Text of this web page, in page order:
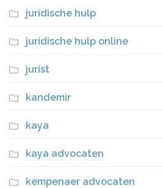
juridische hulp
juridische hulp online
jurist
kandemir
kaya
kaya advocaten
kempenaer advocaten